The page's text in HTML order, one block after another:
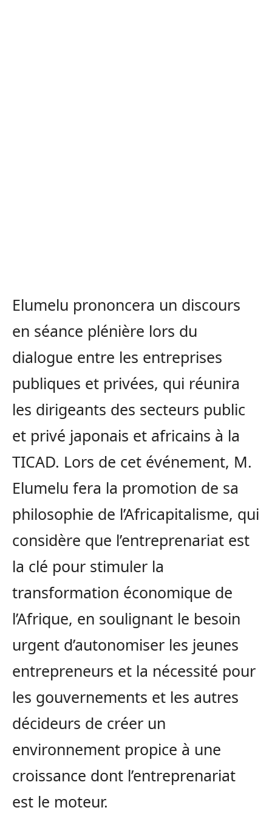
Elumelu prononcera un discours
en séance plénière lors du
dialogue entre les entreprises
publiques et privées, qui réunira
les dirigeants des secteurs public
et privé japonais et africains à la
TICAD. Lors de cet événement, M.
Elumelu fera la promotion de sa
philosophie de l’Africapitalisme, qui
considère que l’entreprenariat est
la clé pour stimuler la
transformation économique de
l’Afrique, en soulignant le besoin
urgent d’autonomiser les jeunes
entrepreneurs et la nécessité pour
les gouvernements et les autres
décideurs de créer un
environnement propice à une
croissance dont l’entreprenariat
est le moteur.